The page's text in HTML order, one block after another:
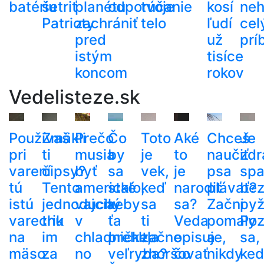
batériušetriť
Patrioty
planétu
zachrániť
pred
istým
koncom
odporúčanie
tvoje
telo
kosí
ľudí
už
tisíce
rokov
Vedelisteze.sk
Používaš
pri
varení
tú
istú
varechu
na
mäso
Zmäkli
ti
čipsy?
Tento
jednoduchý
trik
im
za
Prečo
musia
byť
americké
vajcia
v
chladničke,
no
Čo
by
sa
stalo,
keby
ťa
prehltla
veľryba?
Toto
je
vek,
keď
sa
ti
začne
zhoršovať
Aké
to
je
narodiť
sa?
Veda
opisuje,
čo
Chceš
naučiť
psa
plávať?
Začni
pomaly
a
nikdy
Je
bez
sa,